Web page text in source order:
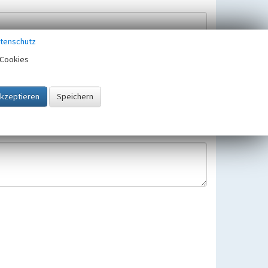
gespeichert und verwendet.
gültigen Europäischen